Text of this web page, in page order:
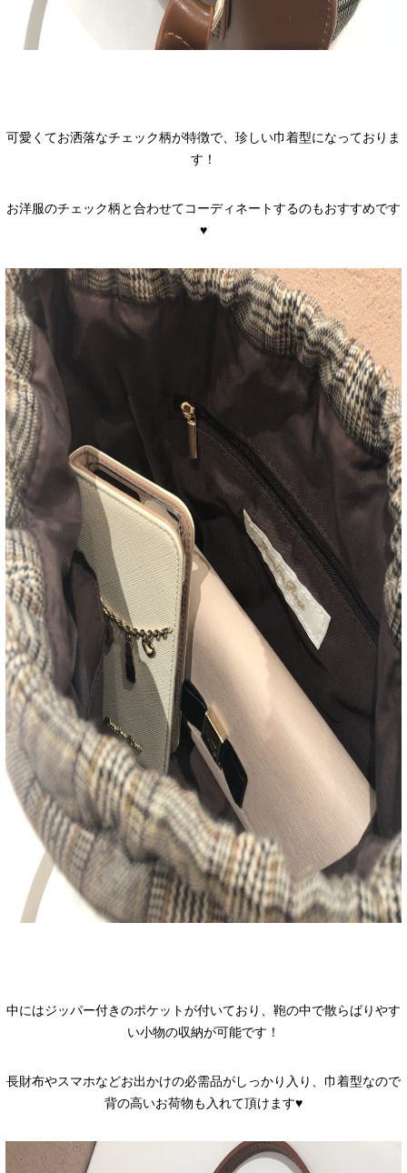
可愛くてお洒落なチェック柄が特徴で、珍しい巾着型になっておりま
す！
お洋服のチェック柄と合わせてコーディネートするのもおすすめです
♥
中にはジッパー付きのポケットが付いており、鞄の中で散らばりやす
い小物の収納が可能です！
長財布やスマホなどお出かけの必需品がしっかり入り、巾着型なので
背の高いお荷物も入れて頂けます♥